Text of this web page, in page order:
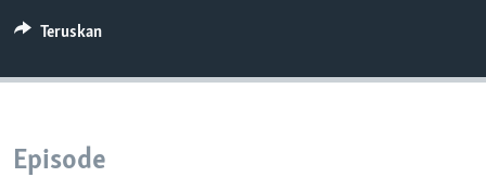
Teruskan
Episode